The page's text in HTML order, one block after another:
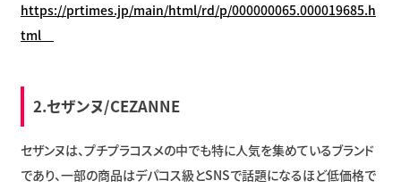
https://prtimes.jp/main/html/rd/p/000000065.000019685.h
tml
2.セザンヌ/CEZANNE
セザンヌは、プチプラコスメの中でも特に人気を集めているブランド
であり、一部の商品はデパコス級とSNSで話題になるほど低価格で